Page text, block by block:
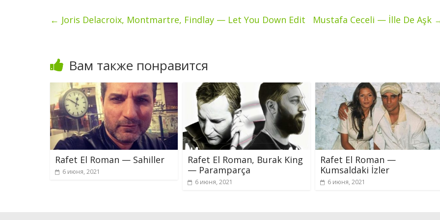
← Joris Delacroix, Montmartre, Findlay — Let You Down Edit Mustafa Ceceli — İlle De Aşk
Вам также понравится
Rafet El Roman — Sahiller
6 июня, 2021
Rafet El Roman, Burak King
— Paramparça
6 июня, 2021
Rafet El Roman —
Kumsaldaki İzler
6 июня, 2021